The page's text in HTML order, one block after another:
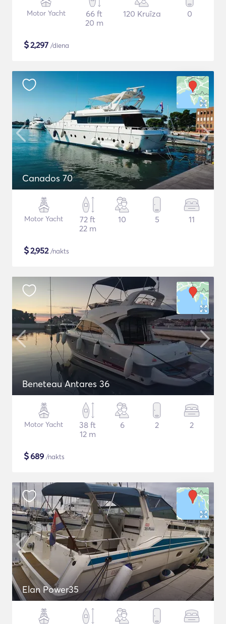
Motor Yacht
66 ft
20 m
120 Kruīza 0
$2,297 /diena
Canados 70
Motor Yacht
72 ft
22 m
10 5 11
$2,952/nakts
Beneteau Antares 36
Motor Yacht
38 ft
12 m
6 2 2
$689 /nakts
Elan Power35